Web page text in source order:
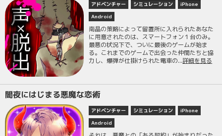
アドベンチャー シミュレーション
iPhone
Android
南晶の策略によって留置所に入れられたあなた
に用意されたのは、スマートフォン１台のみ。
最悪の状況下で、ついに最後のゲームが始ま
る。これまでのゲームで出会った仲間たちと協
力し、爆弾が仕掛けられた電車の...詳細を見る
闇夜にはじまる悪魔な恋術
アドベンチャー シミュレーション
iPhone
Android